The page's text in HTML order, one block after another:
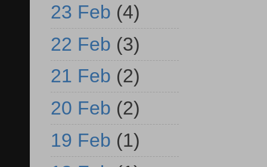
23 Feb (4)
22 Feb (3)
21 Feb (2)
20 Feb (2)
19 Feb (1)